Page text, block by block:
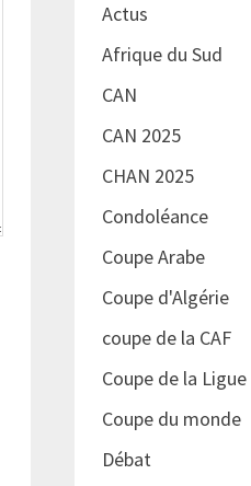
Actus
Afrique du Sud
CAN
CAN 2025
CHAN 2025
Condoléance
Coupe Arabe
Coupe d'Algérie
coupe de la CAF
Coupe de la Ligue
Coupe du monde
Débat